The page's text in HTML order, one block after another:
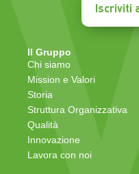
Iscriviti
Il Gruppo
Chi siamo
Mission e Valori
Storia
Struttura Organizzativa
Qualità
Innovazione
Lavora con noi